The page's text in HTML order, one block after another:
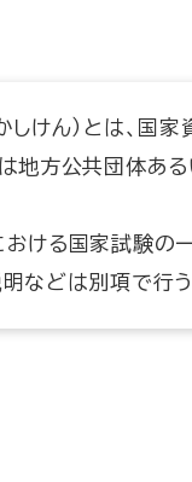
しけん）とは、
地方公共団体あ
ける国家試験の
などは別項で行う